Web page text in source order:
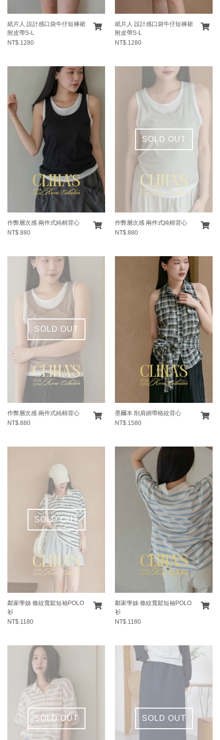
紙片人 設計感口袋牛仔短褲裙
附皮帶S-L
NT$.1280
紙片人 設計感口袋牛仔短褲裙
附皮帶S-L
NT$.1280
作弊層次感 兩件式純棉背心
NT$.880
SOLD OUT
作弊層次感 兩件式純棉背心
NT$.880
SOLD OUT
作弊層次感 兩件式純棉背心
NT$.880
墨爾本 削肩綁帶格紋背心
NT$.1580
SOLD OUT
鄰家學姊 條紋寬鬆短袖POLO
衫
NT$.1180
鄰家學姊 條紋寬鬆短袖POLO
衫
NT$.1180
SOLD OUT SOLD OUT